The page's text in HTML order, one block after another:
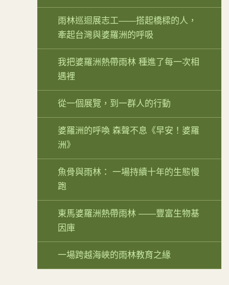
雨林巡迴展志工——搭起橋樑的人，
牽起台灣與婆羅洲的呼吸
我把婆羅洲熱帶雨林 種進了每一次相
遇裡
從一個展覽，到一群人的行動
婆羅洲的呼喚 森聲不息《早安！婆羅
洲》
魚骨與雨林： 一場持續十年的生態慢
跑
東馬婆羅洲熱帶雨林 ——豐富生物基
因庫
一場跨越海峽的雨林教育之緣